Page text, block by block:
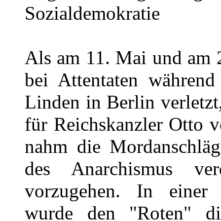
Sozialdemokratie
Als am 11. Mai und am
bei Attentaten
Linden in Berlin
für Reichskanzler Otto
nahm die
des Anarchismus
vorzugehen. In einer
wurde den "Roten"